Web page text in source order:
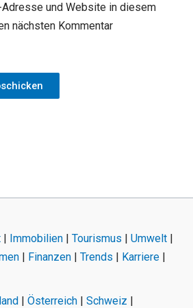
Adresse und Website in diesem
nächsten Kommentar
| Immobilien | Tourismus | Umwelt |
| Finanzen | Trends | Karriere |
| Österreich | Schweiz |